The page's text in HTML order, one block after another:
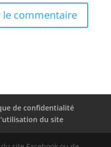
de confidentialité
du site